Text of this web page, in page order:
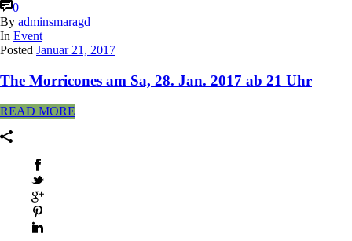
0
By adminsmaragd
In Event
Posted Januar 21, 2017
The Morricones am Sa, 28. Jan. 2017 ab 21 Uhr
READ MORE